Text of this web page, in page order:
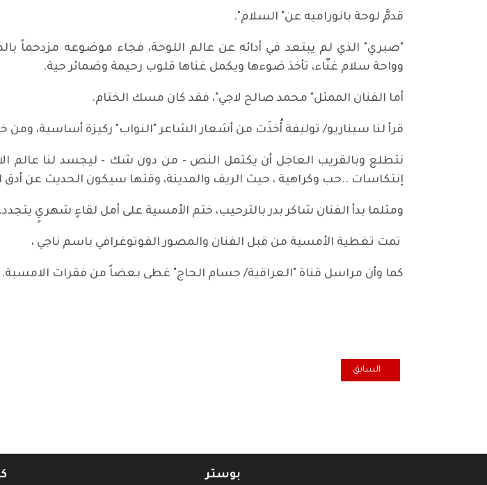
قدمَّ لوحة بانوراميه عن" السلام".
"صبري" الذي لم يبتعد في أدائه عن عالم اللوحة، فجاء موضوعه مزدحماً
وواحة سلام غنّاء، تأخذ ضوءها ويكمل غناها قلوب رحيمة وضمائر حية.
أما الفنان الممثل" محمد صالح لاجي"، فقد كان مسك الختام.
قرأ لنا سيناريو/ توليفة أُخذَت من أشعار الشاعر "النواب" ركيزة أساسية،
نتطلع وبالقريب العاجل أن يكتمل النص - من دون شك - ليجسد لنا عالم
إنتكاسات ..حب وكراهية ، حيث الريف والمدينة، وقتها سيكون الحديث عن أدق
ومثلما بدأ الفنان شاكر بدر بالترحيب، ختم الأمسية على أمل لقاءٍ شهريٍ
تمت تغطية الأمسية من قبل الفنان والمصور الفوتوغرافي باسم ناجي ،
كما وأن مراسل قناة "العراقية/ حسام الحاج" غطى بعضاً من فقرات الامسية.
المقال السابق: "اعلاميات شابات.. تجارب وشهادات" جرأة واصرار على المواصلة في مواجهة ضغوط
السابق
بوستر